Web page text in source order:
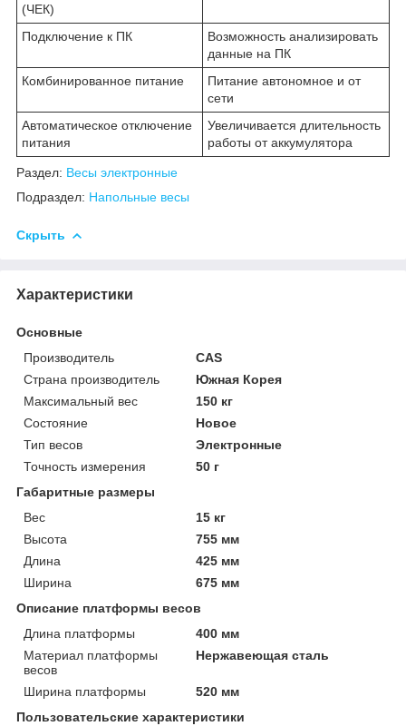
(ЧЕК)
Подключение к ПК
Возможность анализировать
данные на ПК
Комбинированное питание
Питание автономное и от
сети
Автоматическое отключение
питания
Увеличивается длительность
работы от аккумулятора
Раздел: Весы электронные
Подраздел: Напольные весы
Скрыть
Характеристики
Основные
Производитель
CAS
Страна производитель
Южная Корея
Максимальный вес
150 кг
Состояние
Новое
Тип весов
Электронные
Точность измерения
50 г
Габаритные размеры
Вес
15 кг
Высота
755 мм
Длина
425 мм
Ширина
675 мм
Описание платформы весов
Длина платформы
400 мм
Материал платформы
весов
Нержавеющая сталь
Ширина платформы
520 мм
Пользовательские характеристики